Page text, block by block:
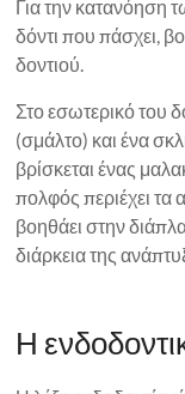
Για την κατανόηση
δόντι που πάσχει,
δοντιού.
Στο εσωτερικό του
(σμάλτο) και ένα
βρίσκεται ένας
πολφός περιέχει τα
βοηθάει στην
διάρκεια της
Η